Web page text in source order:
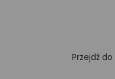
Przejdź